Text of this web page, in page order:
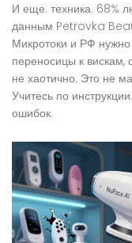
И еще: техника. 68%
данным Petrovka
Микротоки и РФ
переносицы к вискам,
не хаотично. Это не
Учитесь по
ошибок.